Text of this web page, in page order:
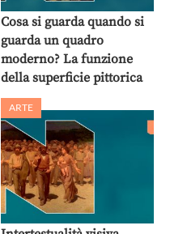
Cosa si guarda quando si
guarda un quadro
moderno? La funzione
della superficie pittorica
ARTE